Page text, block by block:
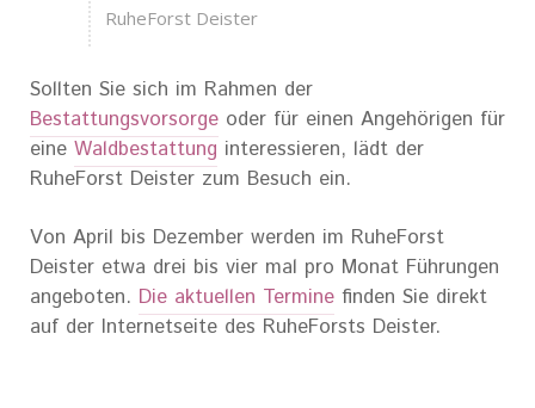
RuheForst Deister
Sollten Sie sich im Rahmen der
Bestattungsvorsorge oder für einen Angehörigen für
eine Waldbestattung interessieren, lädt der
RuheForst Deister zum Besuch ein.
Von April bis Dezember werden im RuheForst
Deister etwa drei bis vier mal pro Monat Führungen
angeboten. Die aktuellen Termine finden Sie direkt
auf der Internetseite des RuheForsts Deister.